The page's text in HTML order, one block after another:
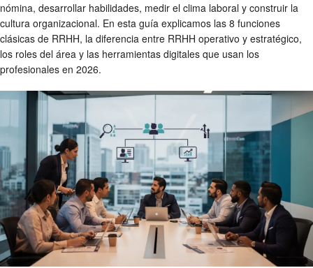
nómina, desarrollar habilidades, medir el clima laboral y construir la
cultura organizacional. En esta guía explicamos las 8 funciones
clásicas de RRHH, la diferencia entre RRHH operativo y estratégico,
los roles del área y las herramientas digitales que usan los
profesionales en 2026.